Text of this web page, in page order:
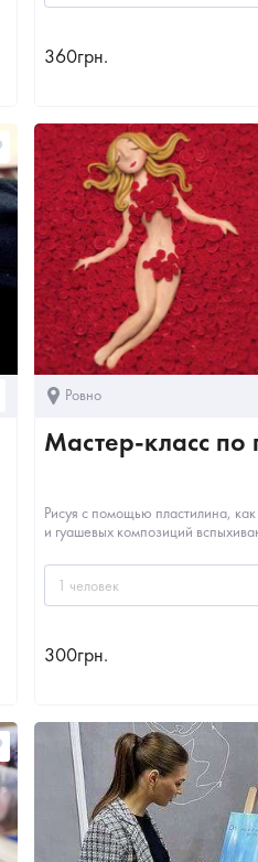
360грн.
Ровно
Мастер-класс по
Рисуя с помощью пластилина,
и гуашевых композиций
1 человек
300грн.